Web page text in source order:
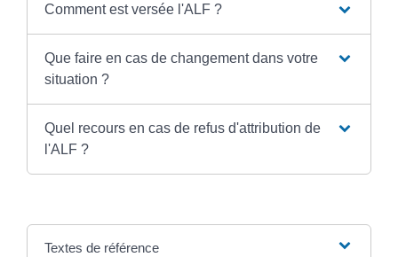
Comment est versée l'ALF ?
Que faire en cas de changement dans votre
situation ?
Quel recours en cas de refus d'attribution de
l'ALF ?
Textes de référence